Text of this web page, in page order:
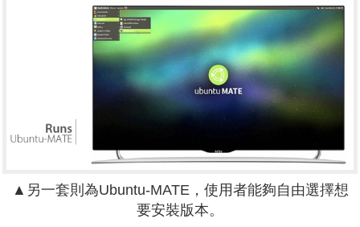
▲另一套則為Ubuntu-MATE，使用者能夠自由選擇想
要安裝版本。